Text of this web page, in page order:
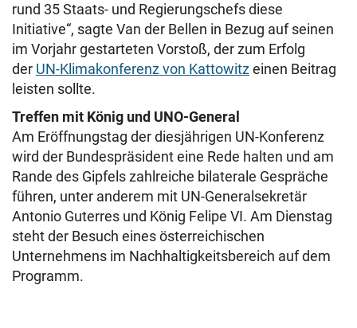
rund 35 Staats- und Regierungschefs diese
Initiative“, sagte Van der Bellen in Bezug auf seinen
im Vorjahr gestarteten Vorstoß, der zum Erfolg
der UN-Klimakonferenz von Kattowitzeinen Beitrag
leisten sollte.
Treffen mit König und UNO-General
Am Eröffnungstag der diesjährigen UN-Konferenz
wird der Bundespräsident eine Rede halten und am
Rande des Gipfels zahlreiche bilaterale Gespräche
führen, unter anderem mit UN-Generalsekretär
Antonio Guterres und König Felipe VI. Am Dienstag
steht der Besuch eines österreichischen
Unternehmens im Nachhaltigkeitsbereich auf dem
Programm.